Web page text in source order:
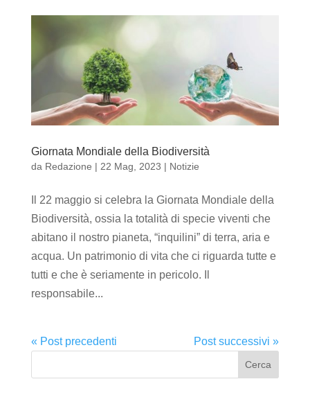
Giornata Mondiale della Biodiversità
da Redazione | 22 Mag, 2023 | Notizie
Il 22 maggio si celebra la Giornata Mondiale della
Biodiversità, ossia la totalità di specie viventi che
abitano il nostro pianeta, “inquilini” di terra, aria e
acqua. Un patrimonio di vita che ci riguarda tutte e
tutti e che è seriamente in pericolo. Il
responsabile...
« Post precedenti Post successivi »
Cerca